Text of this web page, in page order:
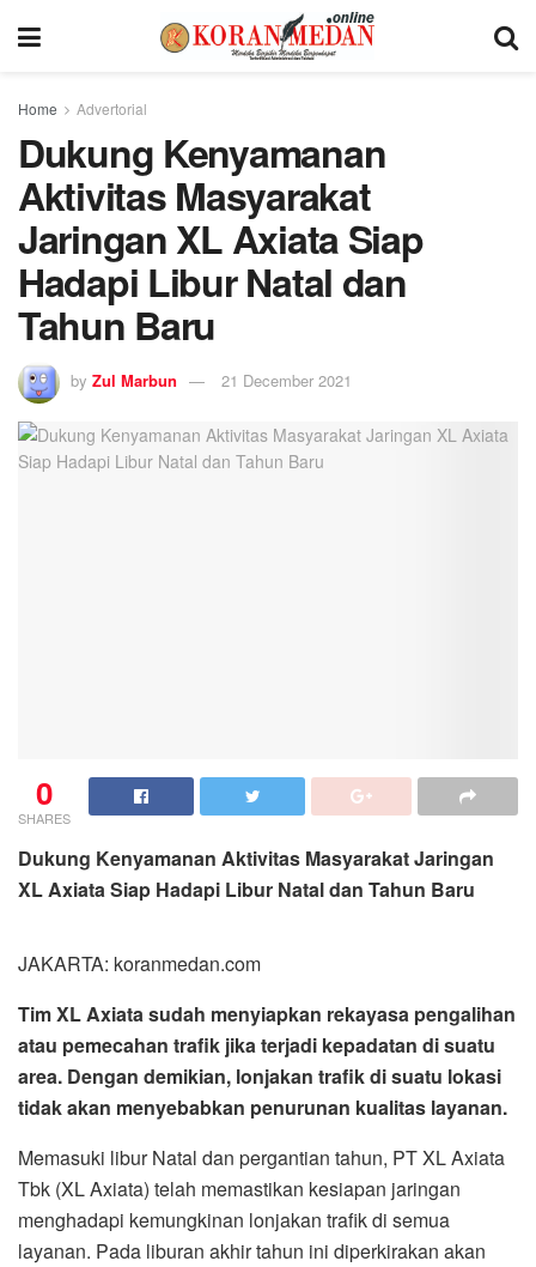
Home Advertorial
Dukung Kenyamanan
Aktivitas Masyarakat
Jaringan XL Axiata Siap
Hadapi Libur Natal dan
Tahun Baru
by Zul Marbun 21 December 2021
0
SHARES
Dukung Kenyamanan Aktivitas Masyarakat Jaringan
XL Axiata Siap Hadapi Libur Natal dan Tahun Baru
JAKARTA: koranmedan.com
Tim XL Axiata sudah menyiapkan rekayasa pengalihan
atau pemecahan trafik jika terjadi kepadatan di suatu
area. Dengan demikian, lonjakan trafik di suatu lokasi
tidak akan menyebabkan penurunan kualitas layanan.
Memasuki libur Natal dan pergantian tahun, PT XL Axiata
Tbk (XL Axiata) telah memastikan kesiapan jaringan
menghadapi kemungkinan lonjakan trafik di semua
layanan. Pada liburan akhir tahun ini diperkirakan akan